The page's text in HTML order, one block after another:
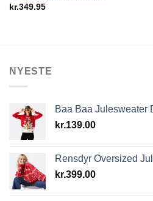
kr.349.95
NYESTE
Baa Baa Julesweater
kr.139.00
Rensdyr Oversized
kr.399.00